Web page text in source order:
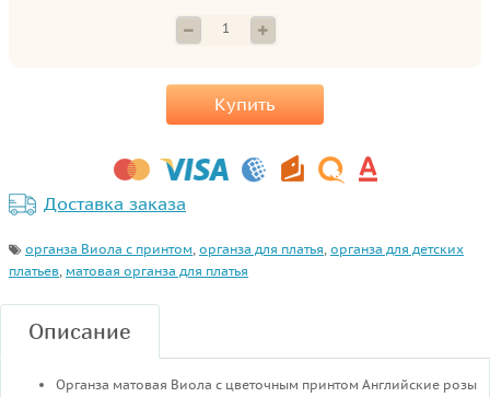
Купить
Доставка заказа
органза Виола с принтом, органза для платья, органза для детских
платьев, матовая органза для платья
Описание
Органза матовая Виола с цветочным принтом Английские розы